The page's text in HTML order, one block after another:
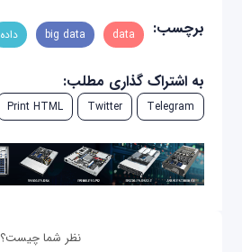
برچسب:
data
big data داده
به اشتراک گذاری مطلب:
Telegram
Twitter
Print HTML
نظر شما چیست؟